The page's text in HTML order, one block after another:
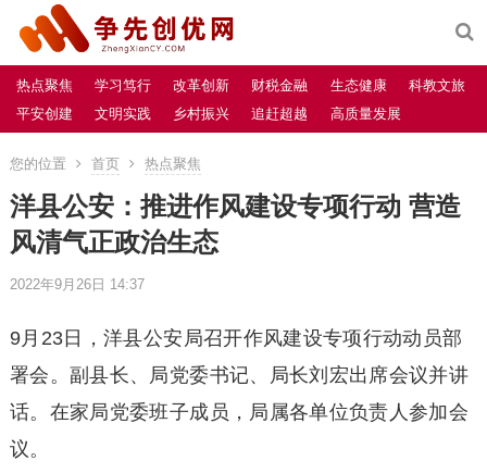
热点聚焦 学习笃行 改革创新 财税金融 生态健康
科教文旅
平安创建
文明实践 乡村振兴 追赶超越 高质量发展
您的位置 首页 热点聚焦
洋县公安：推进作风建设专项行动 营造
风清气正政治生态
2022年9月26日 14:37
9月23日，洋县公安局召开作风建设专项行动动员部
署会。副县长、局党委书记、局长刘宏出席会议并讲
话。在家局党委班子成员，局属各单位负责人参加会
议。